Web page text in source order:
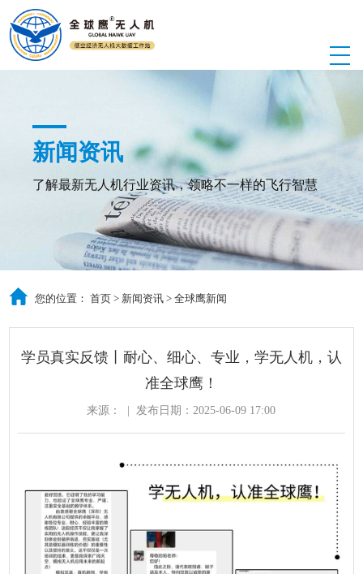
新闻资讯
了解最新无人机行业资讯，领略不一样的飞行智慧
您的位置：首页 > 新闻资讯 >全球鹰新闻
学员真实反馈丨耐心、细心、专业，学无人机，认
准全球鹰！
来源： 发布日期：2025-06-09 17:00